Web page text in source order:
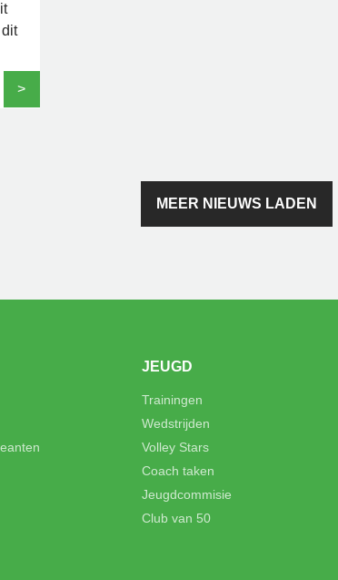
>
MEER NIEUWS LADEN
JEUGD
Trainingen
Wedstrijden
Volley Stars
Coach taken
Jeugdcommisie
Club van 50